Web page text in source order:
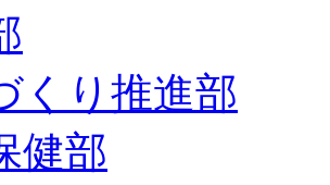
くり推進部
健部